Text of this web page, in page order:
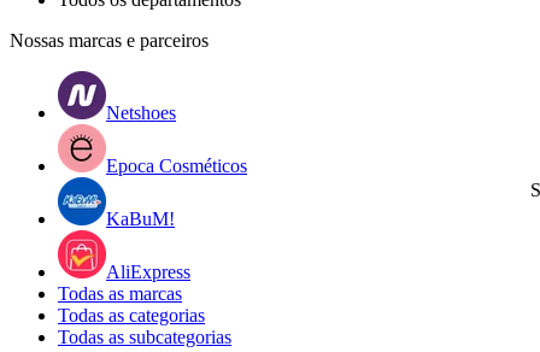
Nossas marcas e parceiros
Netshoes
Epoca Cosméticos
KaBuM!
AliExpress
Todas as marcas
Todas as categorias
Todas as subcategorias